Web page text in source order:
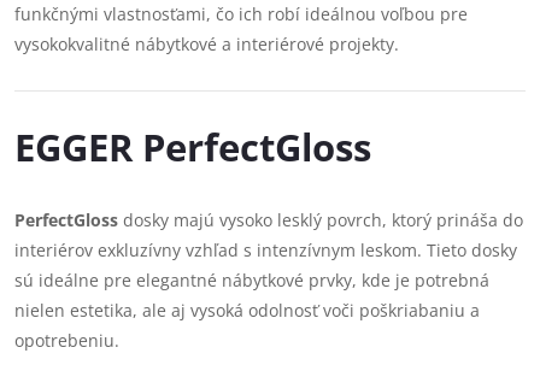
funkčnými vlastnosťami, čo ich robí ideálnou voľbou pre
vysokokvalitné nábytkové a interiérové projekty.
EGGER PerfectGloss
PerfectGloss dosky majú vysoko lesklý povrch, ktorý prináša do
interiérov exkluzívny vzhľad s intenzívnym leskom. Tieto dosky
sú ideálne pre elegantné nábytkové prvky, kde je potrebná
nielen estetika, ale aj vysoká odolnosť voči poškriabaniu a
opotrebeniu.